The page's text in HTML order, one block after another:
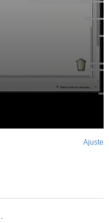
Ajuste